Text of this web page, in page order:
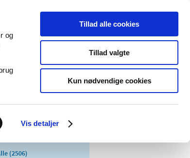
og
Vis detaljer
Tillad alle cookies
Tillad valgte
Kun nødvendige cookies
Særlige
produktområder
(2506)